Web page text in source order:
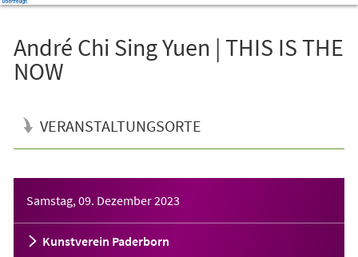
André Chi Sing Yuen | THIS IS THE
NOW
VERANSTALTUNGSORTE
Samstag, 09. Dezember 2023
Kunstverein Paderborn